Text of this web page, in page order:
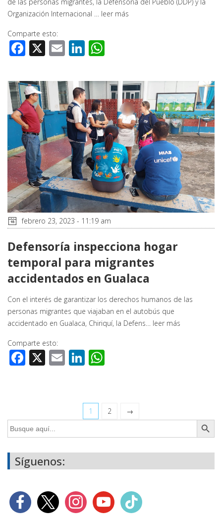
Organización Internacional … leer más
Comparte esto:
Facebook
X EmailLinkedIn
febrero 23, 2023 - 11:19 am
Defensoría inspecciona hogar
temporal para migrantes
accidentados en Gualaca
Con el interés de garantizar los derechos humanos de las
personas migrantes que viajaban en el autobús que
accidentado en Gualaca, Chiriquí, la Defens… leer más
Comparte esto:
Facebook
X EmailLinkedIn
1 2
→
Buscar:
Botón de
Síguenos: